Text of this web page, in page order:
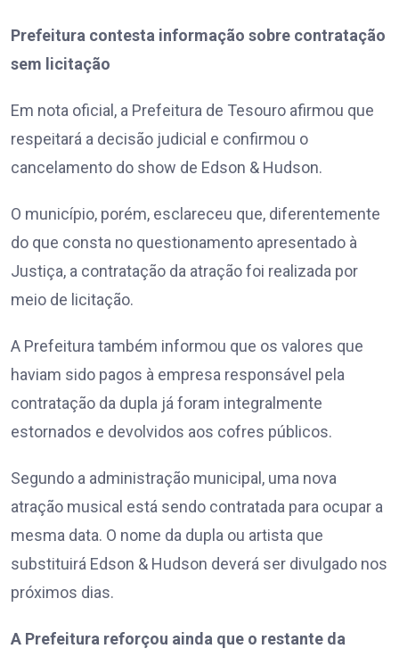
Prefeitura contesta informação sobre contratação
sem licitação
Em nota oficial, a Prefeitura de Tesouro afirmou que
respeitará a decisão judicial e confirmou o
cancelamento do show de Edson & Hudson.
O município, porém, esclareceu que, diferentemente
do que consta no questionamento apresentado à
Justiça, a contratação da atração foi realizada por
meio de licitação.
A Prefeitura também informou que os valores que
haviam sido pagos à empresa responsável pela
contratação da dupla já foram integralmente
estornados e devolvidos aos cofres públicos.
Segundo a administração municipal, uma nova
atração musical está sendo contratada para ocupar a
mesma data. O nome da dupla ou artista que
substituirá Edson & Hudson deverá ser divulgado nos
próximos dias.
A Prefeitura reforçou ainda que o restante da